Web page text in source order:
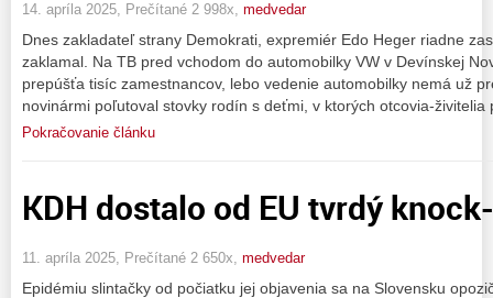
14. apríla 2025, Prečítané 2 998x, medvedar
Dnes zakladateľ strany Demokrati, expremiér Edo Heger riadne
zaklamal. Na TB pred vchodom do automobilky VW v Devínskej
prepúšťa tisíc zamestnancov, lebo vedenie automobilky nemá už
novinármi poľutoval stovky rodín s deťmi, v ktorých otcovia-
Pokračovanie článku
KDH dostalo od EU tvrdý
11. apríla 2025, Prečítané 2 650x, medvedar
Epidémiu slintačky od počiatku jej objavenia sa na Slovensku